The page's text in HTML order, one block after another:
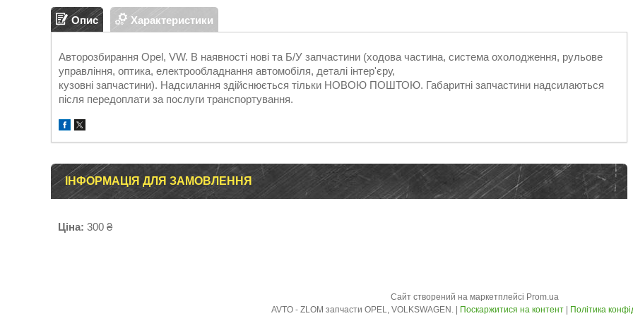
Опис Характеристики
Авторозбирання Opel, VW. В наявності нові та Б/У запчастини (ходова частина, система охолодження, рульове
управління, оптика, електрообладнання автомобіля, деталі інтер'єру,
кузовні запчастини). Надсилання здійснюється тільки НОВОЮ ПОШТОЮ. Габаритні запчастини надсилаються
після передоплати за послуги транспортування.
ІНФОРМАЦІЯ ДЛЯ ЗАМОВЛЕННЯ
Ціна: 300 ₴
Сайт створений на маркетплейсі Prom.ua
Поскаржитися на контент Політика